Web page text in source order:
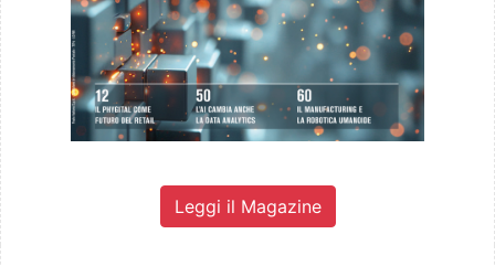
Leggi il Magazine